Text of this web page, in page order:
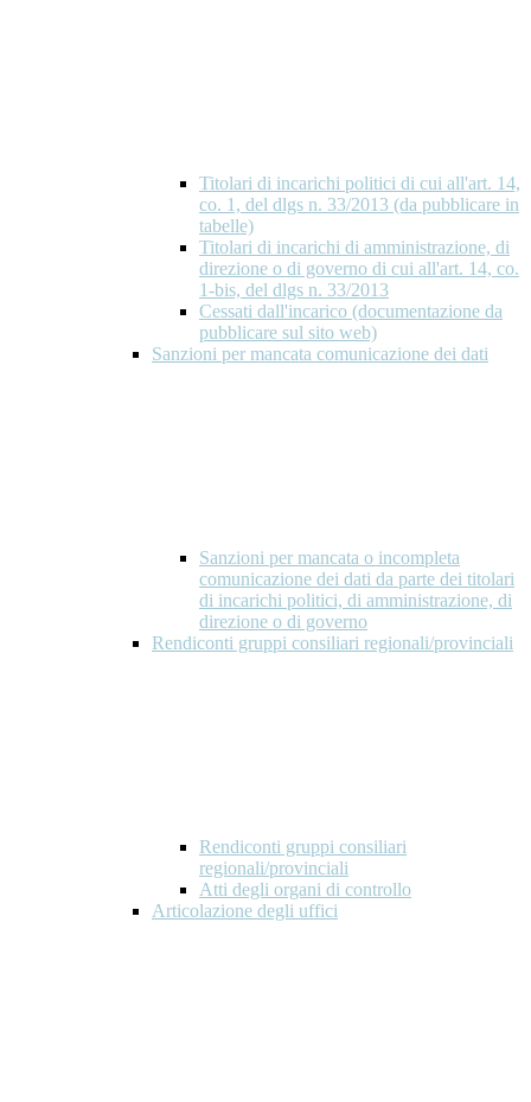
Titolari di incarichi politici di cui all'art. 14,
co. 1, del dlgs n. 33/2013 (da pubblicare in
tabelle)
Titolari di incarichi di amministrazione, di
direzione o di governo di cui all'art. 14, co.
1-bis, del dlgs n. 33/2013
Cessati dall'incarico (documentazione da
pubblicare sul sito web)
Sanzioni per mancata comunicazione dei dati
Sanzioni per mancata o incompleta
comunicazione dei dati da parte dei titolari
di incarichi politici, di amministrazione, di
direzione o di governo
Rendiconti gruppi consiliari regionali/provinciali
Rendiconti gruppi consiliari
regionali/provinciali
Atti degli organi di controllo
Articolazione degli uffici